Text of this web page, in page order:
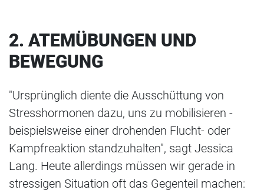
2. ATEMÜBUNGEN UND
BEWEGUNG
"Ursprünglich diente die Ausschüttung von
Stresshormonen dazu, uns zu mobilisieren -
beispielsweise einer drohenden Flucht- oder
Kampfreaktion standzuhalten", sagt Jessica
Lang. Heute allerdings müssen wir gerade in
stressigen Situation oft das Gegenteil machen: